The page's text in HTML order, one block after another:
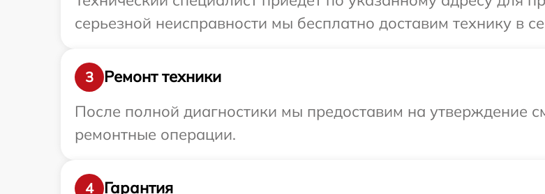
серьезной неисправности мы бесплатно доставим технику в
3
Ремонт техники
После полной диагностики мы предоставим на утверждение
ремонтные операции.
4
Гарантия